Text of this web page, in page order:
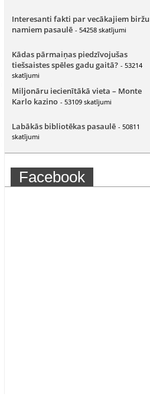
Interesanti fakti par vecākajiem biržu
namiem pasaulē - 54258 skatījumi
Kādas pārmaiņas piedzīvojušas
tiešsaistes spēles gadu gaitā? - 53214
skatījumi
Miljonāru iecienītākā vieta – Monte
Karlo kazino - 53109 skatījumi
Labākās bibliotēkas pasaulē - 50811
skatījumi
Facebook